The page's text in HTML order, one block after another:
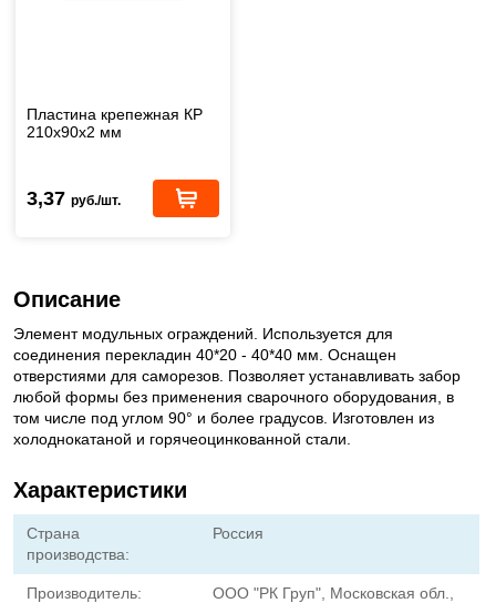
Пластина крепежная КР
210х90х2 мм
3,37 руб./шт.
Описание
Элемент модульных ограждений. Используется для
соединения перекладин 40*20 - 40*40 мм. Оснащен
отверстиями для саморезов. Позволяет устанавливать забор
любой формы без применения сварочного оборудования, в
том числе под углом 90° и более градусов. Изготовлен из
холоднокатаной и горячеоцинкованной стали.
Характеристики
Страна
производства:
Россия
Производитель:
ООО "РК Груп", Московская обл.,